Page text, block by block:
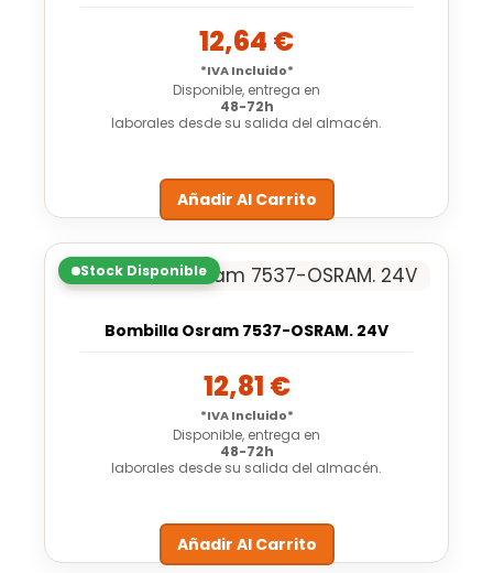
12,64 €
*IVA Incluido*
Disponible, entrega en
48-72h
laborales desde su salida del almacén.
Añadir Al Carrito
Bombilla Osram 7537-OSRAM. 24V
12,81 €
*IVA Incluido*
Disponible, entrega en
48-72h
laborales desde su salida del almacén.
Stock Disponible
Añadir Al Carrito